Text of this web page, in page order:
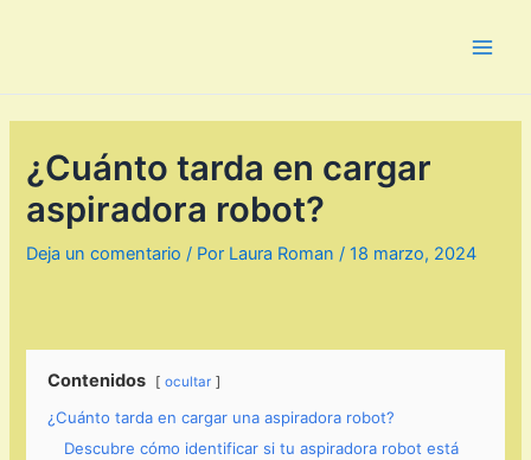
¿Cuánto tarda en cargar
aspiradora robot?
Deja un comentario / Por Laura Roman/18 marzo, 2024
Contenidos ocultar
¿Cuánto tarda en cargar una aspiradora robot?
Descubre cómo identificar si tu aspiradora robot está